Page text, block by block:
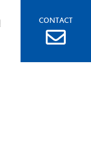
CONTACT